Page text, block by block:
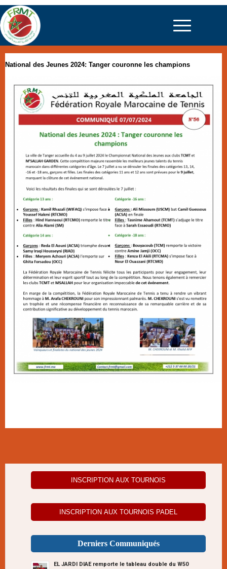
National des Jeunes 2024: Tanger couronne les champions
INSCRIPTION AUX TOURNOIS
INSCRIPTION AUX TOURNOIS PADEL
Derniers Communiqués
EL JARDI DIAE remporte le tableau double du W50